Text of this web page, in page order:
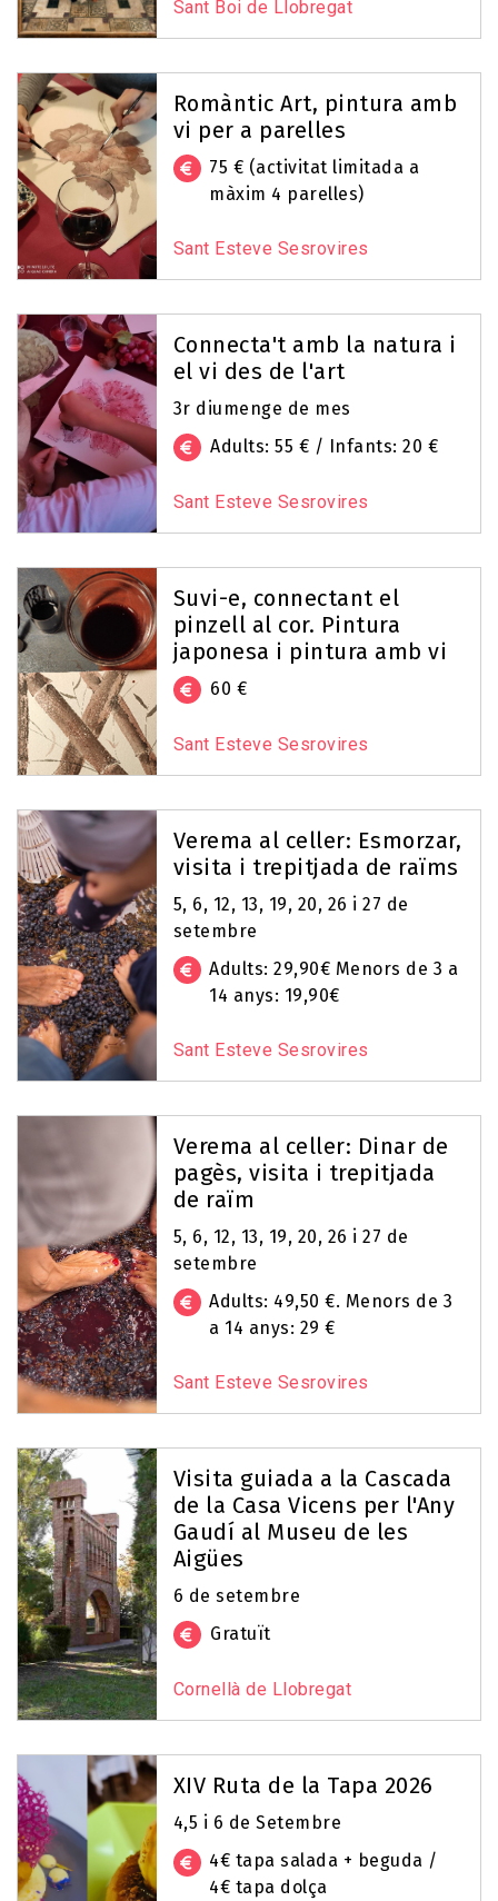
Sant Boi de Llobregat
Romàntic Art, pintura amb
vi per a parelles
75 € (activitat limitada a
màxim 4 parelles)
Sant Esteve Sesrovires
Connecta't amb la natura i
el vi des de l'art
3r diumenge de mes
Adults: 55 € / Infants: 20 €
Sant Esteve Sesrovires
Suvi-e, connectant el
pinzell al cor. Pintura
japonesa i pintura amb vi
60 €
Sant Esteve Sesrovires
Verema al celler: Esmorzar,
visita i trepitjada de raïms
5, 6, 12, 13, 19, 20, 26 i 27 de
setembre
Adults: 29,90€ Menors de 3 a
14 anys: 19,90€
Sant Esteve Sesrovires
Verema al celler: Dinar de
pagès, visita i trepitjada
de raïm
5, 6, 12, 13, 19, 20, 26 i 27 de
setembre
Adults: 49,50 €. Menors de 3
a 14 anys: 29 €
Sant Esteve Sesrovires
Visita guiada a la Cascada
de la Casa Vicens per l'Any
Gaudí al Museu de les
Aigües
6 de setembre
Gratuït
Cornellà de Llobregat
XIV Ruta de la Tapa 2026
4,5 i 6 de Setembre
4€ tapa salada + beguda /
4€ tapa dolça